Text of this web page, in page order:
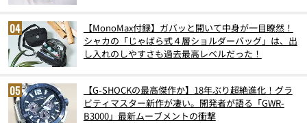
【MonoMax付録】ガバッと開いて中身が一目瞭然！
シャカの「じゃばら式４層ショルダーバッグ」は、出
し入れのしやすさも過去最高レベルだった！
【G-SHOCKの最高傑作か】18年ぶり超絶進化！グラ
ビティマスター新作が凄い。開発者が語る「GWR-
B3000」最新ムーブメントの衝撃